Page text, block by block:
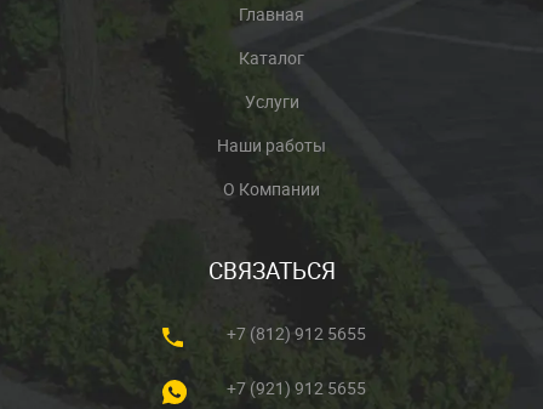
Главная
Каталог
Услуги
Наши работы
О Компании
СВЯЗАТЬСЯ
+7 (812) 912 5655
+7 (921) 912 5655